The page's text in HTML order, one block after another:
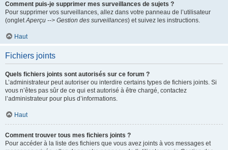
Comment puis-je supprimer mes surveillances de sujets ?
Pour supprimer vos surveillances, allez dans votre panneau de l’utilisateur
(ongletAperçu --> Gestion des surveillances) et suivez les instructions.
Haut
Fichiers joints
Quels fichiers joints sont autorisés sur ce forum ?
L’administrateur peut autoriser ou interdire certains types de fichiers joints. Si
vous n’êtes pas sûr de ce qui est autorisé à être chargé, contactez
l’administrateur pour plus d’informations.
Haut
Comment trouver tous mes fichiers joints ?
Pour accéder à la liste des fichiers que vous avez joints à vos messages et